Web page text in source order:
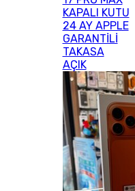
KAPALI KUTU
24 AY APPLE
GARANTİLİ
TAKASA
AÇIK